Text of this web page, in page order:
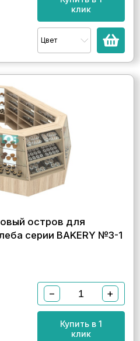
клик
Цвет
остров для
серии BAKERY №3-1
− +
Купить в 1
клик